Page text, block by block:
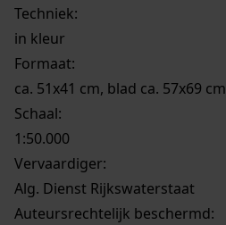
Techniek:
in kleur
Formaat:
ca. 51x41 cm, blad ca. 57x69 cm
Schaal:
1:50.000
Vervaardiger:
Alg. Dienst Rijkswaterstaat
Auteursrechtelijk beschermd: